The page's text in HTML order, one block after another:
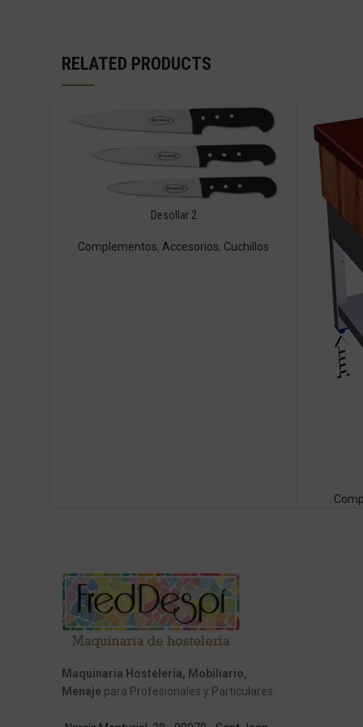
RELATED PRODUCTS
Desollar 2
Complementos, Accesorios, Cuchillos
Maquinaria Hostelería, Mobiliario,
Menaje para Profesionales y Particulares.